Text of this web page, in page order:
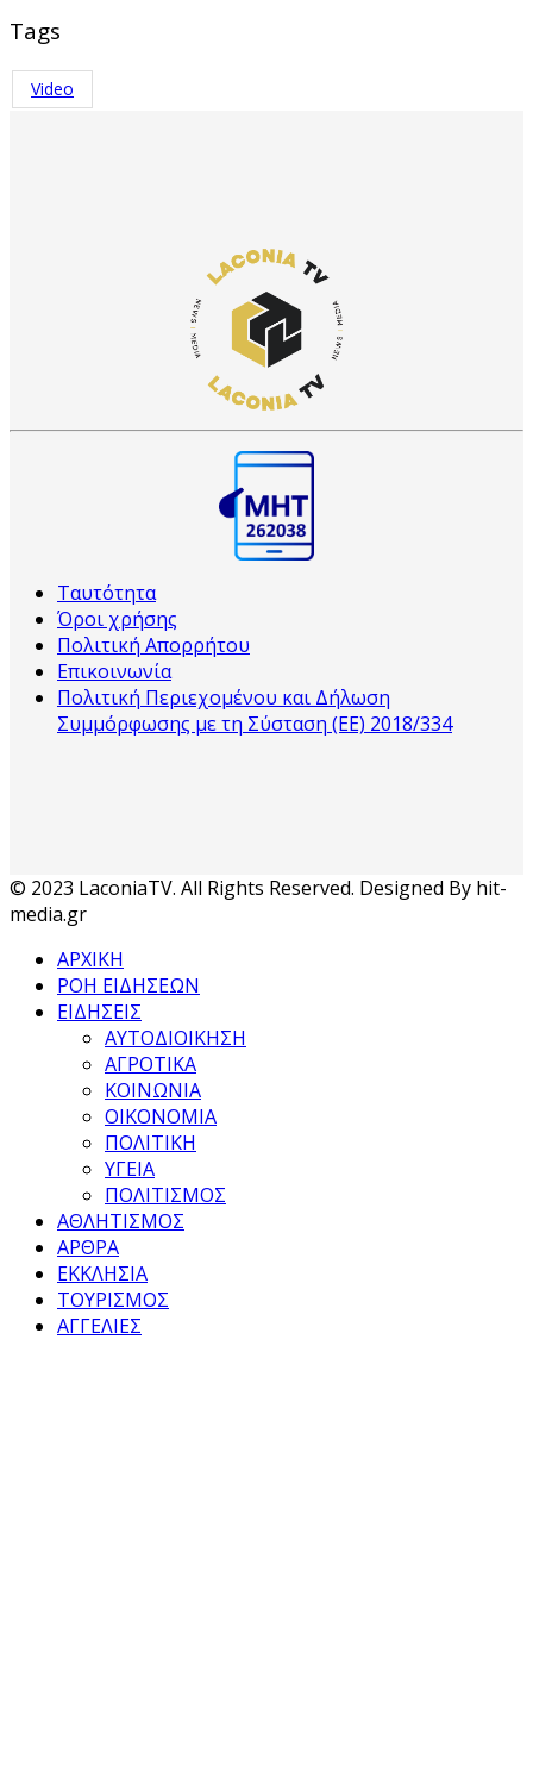
Tags
Video
Ταυτότητα
Όροι χρήσης
Πολιτική Απορρήτου
Επικοινωνία
Πολιτική Περιεχομένου και Δήλωση
Συμμόρφωσης με τη Σύσταση (ΕΕ) 2018/334
© 2023 LaconiaTV. All Rights Reserved. Designed By hit-
media.gr
ΑΡΧΙΚΗ
ΡΟΗ ΕΙΔΗΣΕΩΝ
ΕΙΔΗΣΕΙΣ
ΑΥΤΟΔΙΟΙΚΗΣΗ
ΑΓΡΟΤΙΚΑ
ΚΟΙΝΩΝΙΑ
ΟΙΚΟΝΟΜΙΑ
ΠΟΛΙΤΙΚΗ
ΥΓΕΙΑ
ΠΟΛΙΤΙΣΜΟΣ
ΑΘΛΗΤΙΣΜΟΣ
ΑΡΘΡΑ
ΕΚΚΛΗΣΙΑ
ΤΟΥΡΙΣΜΟΣ
ΑΓΓΕΛΙΕΣ